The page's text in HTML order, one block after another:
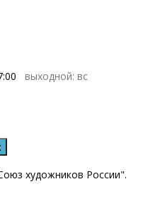
выходной: вс
художников России".